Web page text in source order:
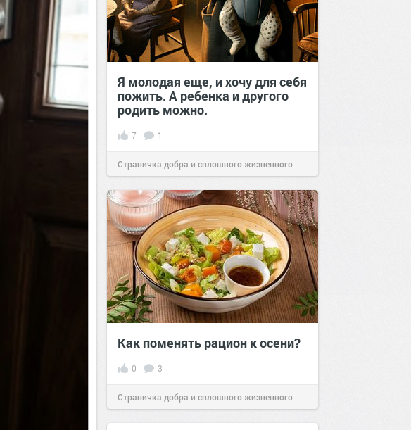
Я молодая еще, и хочу для себя
пожить. А ребенка и другого
родить можно.
7 1
Страничка добра и сплошного жизненного
позитива!17:0027 янв 2025
Как поменять рацион к осени?
0 3
Страничка добра и сплошного жизненного
позитива!12:5711 сен 2024